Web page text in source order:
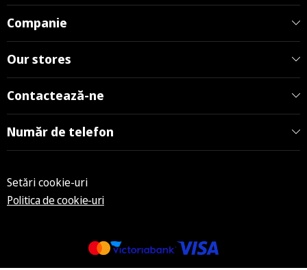
Companie
Our stores
Contactează-ne
Număr de telefon
Setări cookie-uri
Politica de cookie-uri